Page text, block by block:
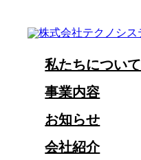
私たちについて
事業内容
お知らせ
会社紹介